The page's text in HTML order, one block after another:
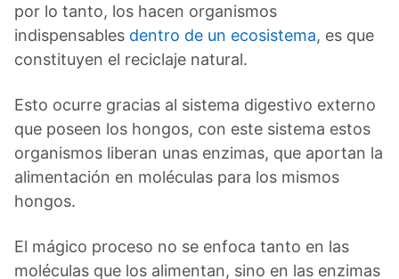
por lo tanto, los hacen organismos
indispensables dentro de un ecosistema, es que
constituyen el reciclaje natural.
Esto ocurre gracias al sistema digestivo externo
que poseen los hongos, con este sistema estos
organismos liberan unas enzimas, que aportan la
alimentación en moléculas para los mismos
hongos.
El mágico proceso no se enfoca tanto en las
moléculas que los alimentan, sino en las enzimas